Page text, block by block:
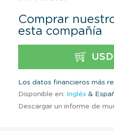
Comprar
esta compañía
Los datos financieros más
Disponible en: Inglés &
Descargar un informe de